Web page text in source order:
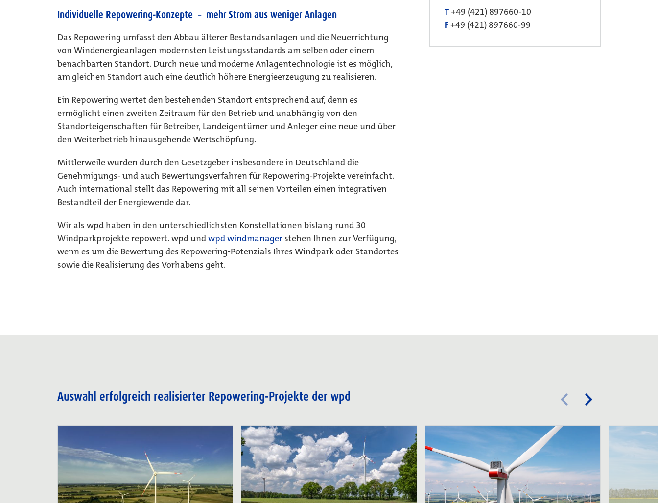
Individuelle Repowering-Konzepte – mehr Strom aus weniger Anlagen
Das Repowering umfasst den Abbau älterer Bestandsanlagen und die Neuerrichtung
von Windenergieanlagen modernsten Leistungsstandards am selben oder einem
benachbarten Standort. Durch neue und moderne Anlagentechnologie ist es möglich,
am gleichen Standort auch eine deutlich höhere Energieerzeugung zu realisieren.
Ein Repowering wertet den bestehenden Standort entsprechend auf, denn es
ermöglicht einen zweiten Zeitraum für den Betrieb und unabhängig von den
Standorteigenschaften für Betreiber, Landeigentümer und Anleger eine neue und über
den Weiterbetrieb hinausgehende Wertschöpfung.
Mittlerweile wurden durch den Gesetzgeber insbesondere in Deutschland die
Genehmigungs- und auch Bewertungsverfahren für Repowering-Projekte vereinfacht.
Auch international stellt das Repowering mit all seinen Vorteilen einen integrativen
Bestandteil der Energiewende dar.
Wir als wpd haben in den unterschiedlichsten Konstellationen bislang rund 30
Windparkprojekte repowert. wpd undwpd windmanager stehen Ihnen zur Verfügung,
wenn es um die Bewertung des Repowering-Potenzials Ihres Windpark oder Standortes
sowie die Realisierung des Vorhabens geht.
T+49 (421) 897660-10
F+49 (421) 897660-99
Auswahl erfolgreich realisierter Repowering-Projekte der wpd